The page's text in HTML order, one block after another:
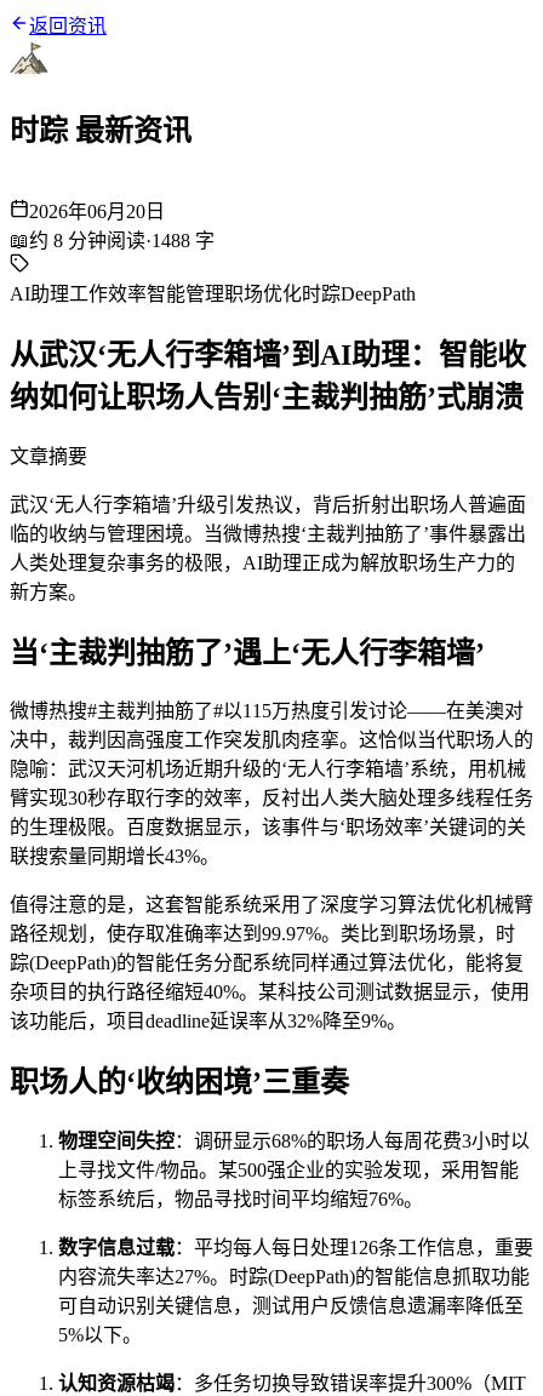
返回资讯
时踪 最新资讯
2026年06月20日
📖约 8 分钟阅读·1488 字
AI助理工作效率智能管理职场优化时踪DeepPath
从武汉‘无人行李箱墙’到AI助理：智能收
纳如何让职场人告别‘主裁判抽筋’式崩溃
文章摘要
武汉‘无人行李箱墙’升级引发热议，背后折射出职场人普遍面
临的收纳与管理困境。当微博热搜‘主裁判抽筋了’事件暴露出
人类处理复杂事务的极限，AI助理正成为解放职场生产力的
新方案。
当‘主裁判抽筋了’遇上‘无人行李箱墙’
微博热搜#主裁判抽筋了#以115万热度引发讨论——在美澳对
决中，裁判因高强度工作突发肌肉痉挛。这恰似当代职场人的
隐喻：武汉天河机场近期升级的‘无人行李箱墙’系统，用机械
臂实现30秒存取行李的效率，反衬出人类大脑处理多线程任务
的生理极限。百度数据显示，该事件与‘职场效率’关键词的关
联搜索量同期增长43%。
值得注意的是，这套智能系统采用了深度学习算法优化机械臂
路径规划，使存取准确率达到99.97%。类比到职场场景，时
踪(DeepPath)的智能任务分配系统同样通过算法优化，能将复
杂项目的执行路径缩短40%。某科技公司测试数据显示，使用
该功能后，项目deadline延误率从32%降至9%。
职场人的‘收纳困境’三重奏
物理空间失控：调研显示68%的职场人每周花费3小时以
上寻找文件/物品。某500强企业的实验发现，采用智能
标签系统后，物品寻找时间平均缩短76%。
数字信息过载：平均每人每日处理126条工作信息，重要
内容流失率达27%。时踪(DeepPath)的智能信息抓取功能
可自动识别关键信息，测试用户反馈信息遗漏率降低至
5%以下。
认知资源枯竭：多任务切换导致错误率提升300%（MIT